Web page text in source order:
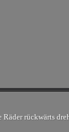
rückwärts